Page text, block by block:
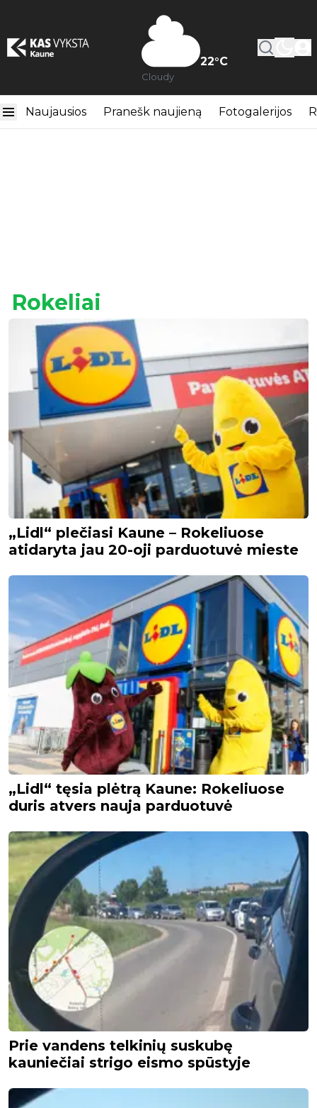
22°C
Cloudy
Naujausios Pranešk naujieną Fotogalerijos
Rokeliai
„Lidl“ plečiasi Kaune – Rokeliuose
atidaryta jau 20-oji parduotuvė mieste
„Lidl“ tęsia plėtrą Kaune: Rokeliuose
duris atvers nauja parduotuvė
Prie vandens telkinių suskubę
kauniečiai strigo eismo spūstyje